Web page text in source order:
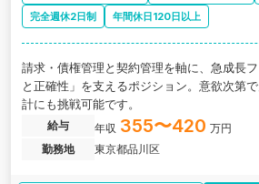
完全週休2日制
年間休日120日以上
請求・債権管理と契約管理を軸に、急成長
と正確性」を支えるポジション。意欲次第
計にも挑戦可能です。
給与 年収 355〜420 万円
勤務地
東京都品川区